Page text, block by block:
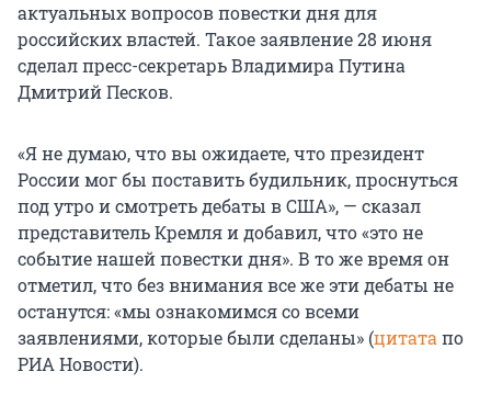
актуальных вопросов повестки дня для
российских властей. Такое заявление 28 июня
сделал пресс-секретарь Владимира Путина
Дмитрий Песков.
«Я не думаю, что вы ожидаете, что президент
России мог бы поставить будильник, проснуться
под утро и смотреть дебаты в США», — сказал
представитель Кремля и добавил, что «это не
событие нашей повестки дня». В то же время он
отметил, что без внимания все же эти дебаты не
останутся: «мы ознакомимся со всеми
заявлениями, которые были сделаны» (цитата по
РИА Новости).